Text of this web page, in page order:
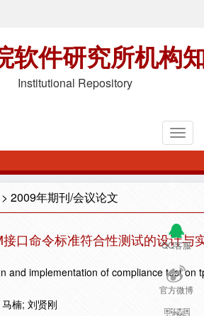
软件研究所机构
Institutional Repository
> 2009年期刊/会议论文
QQ客服
官方微博
口命令标准符合性测试的设计与
and implementation of compliance test on
楠; 刘贤刚